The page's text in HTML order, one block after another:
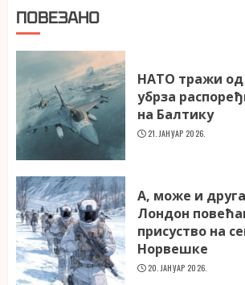
ПОВЕЗАНО
НАТО тражи од
убрза
на Балтику
21. ЈАНУАР 2026.
А, може и
Лондон
присуство на
Норвешке
20. ЈАНУАР 2026.